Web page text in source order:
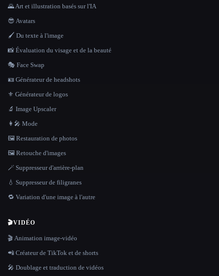
🌄 Art et illustration basés sur l'IA
😎 Avatars
🖌️ Du texte à l'image
📸 Évaluation du visage et de la beauté
🎭 Face Swap
🪪 Générateur de headshots
⚜️ Générateur de logos
🔬 Image Upscaler
👩‍🎤 Mode
🖼️ Restauration de photos
🖼️ Retouche d'images
🪄 Suppresseur d'arrière-plan
💧 Suppresseur de filigranes
🔁 Variation d'une image à l'autre
🎬VIDÉO
🎬 Animation image-vidéo
📲 Créateur de TikTok et de shorts
🎤 Doublage et traduction de vidéos